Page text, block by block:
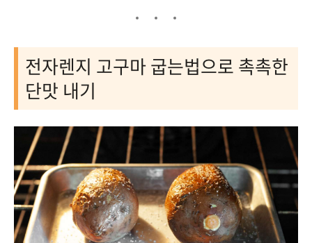
전자렌지 고구마 굽는법으로 촉촉한
단맛 내기